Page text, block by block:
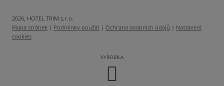
2026, HOTEL TRIM s.r.o.
Mapa stránek | Podmínky použití | Ochrana osobních údajů | Nastavení
cookies
VYROBILA